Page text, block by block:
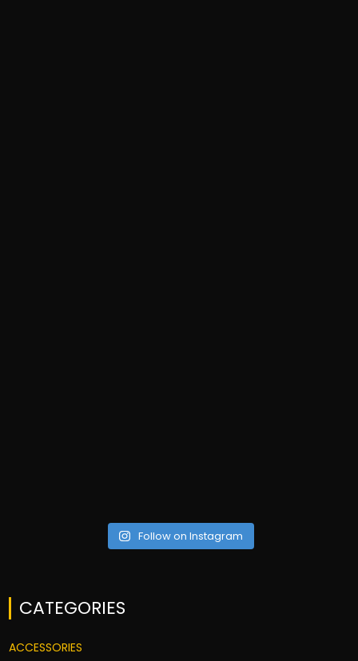
Follow on Instagram
CATEGORIES
ACCESSORIES